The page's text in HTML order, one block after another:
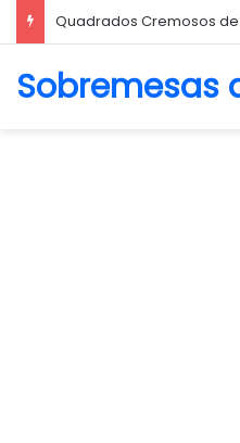
Biscoito Amanteigado
Sobremesas